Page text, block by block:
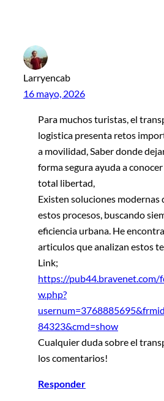
Larryencab
16 mayo, 2026
Para muchos turistas, el
logistica presenta retos
a movilidad, Saber donde
forma segura ayuda a
total libertad,
Existen soluciones modernas
estos procesos, buscando
eficiencia urbana. He
articulos que analizan estos
Link;
https://
w.php?
84323&cmd=show
Cualquier duda sobre el
los comentarios!
Responder